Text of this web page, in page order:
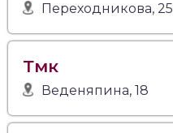
Переходникова, 25
Тмк
Веденяпина, 18